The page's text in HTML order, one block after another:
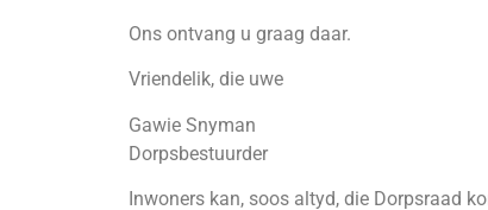
Ons ontvang u graag daar.
Vriendelik, die uwe
Gawie Snyman
Dorpsbestuurder
Inwoners kan, soos altyd, die Dorpsraad